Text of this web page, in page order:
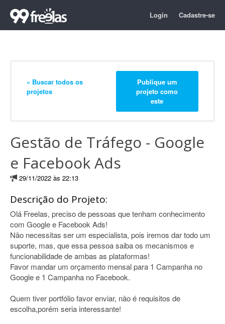
Login Cadastre-se
« Buscar todos os
projetos
Publique um
projeto como
este
Gestão de Tráfego - Google
e Facebook Ads
29/11/2022 às 22:13
Descrição do Projeto:
Olá Freelas, preciso de pessoas que tenham conhecimento
com Google e Facebook Ads!
Não necessitas ser um especialista, pois iremos dar todo um
suporte, mas, que essa pessoa saiba os mecanismos e
funcionabilidade de ambas as plataformas!
Favor mandar um orçamento mensal para 1 Campanha no
Google e 1 Campanha no Facebook.
Quem tiver portfólio favor enviar, não é requisitos de
escolha,porém seria interessante!